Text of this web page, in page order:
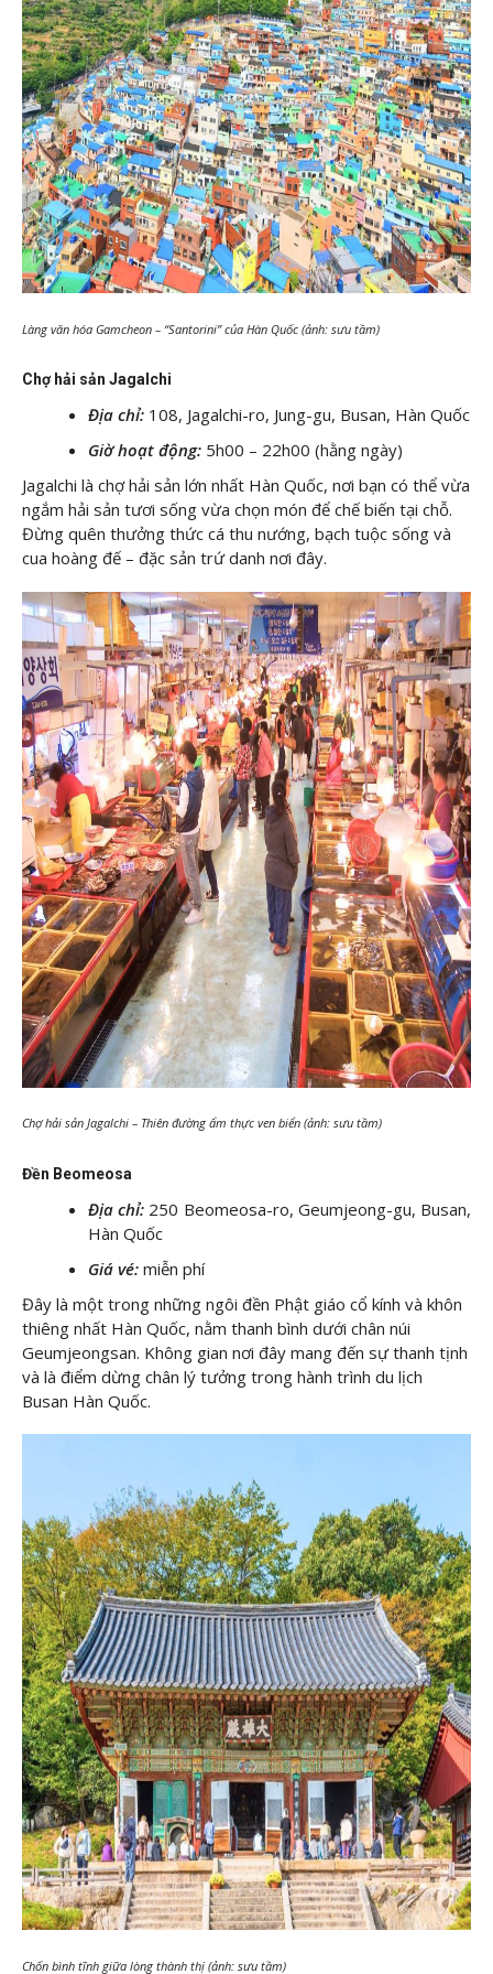
Làng văn hóa Gamcheon – “Santorini” của Hàn Quốc (ảnh: sưu tầm)
Chợ hải sản Jagalchi
Địa chỉ: 108, Jagalchi-ro, Jung-gu, Busan, Hàn Quốc
Giờ hoạt động: 5h00 – 22h00 (hằng ngày)
Jagalchi là chợ hải sản lớn nhất Hàn Quốc, nơi bạn có thể vừa
ngắm hải sản tươi sống vừa chọn món để chế biến tại chỗ.
Đừng quên thưởng thức cá thu nướng, bạch tuộc sống và
cua hoàng đế – đặc sản trứ danh nơi đây.
Chợ hải sản Jagalchi – Thiên đường ẩm thực ven biển (ảnh: sưu tầm)
Đền Beomeosa
Địa chỉ: 250 Beomeosa-ro, Geumjeong-gu, Busan,
Hàn Quốc
Giá vé: miễn phí
Đây là một trong những ngôi đền Phật giáo cổ kính và khôn
thiêng nhất Hàn Quốc, nằm thanh bình dưới chân núi
Geumjeongsan. Không gian nơi đây mang đến sự thanh tịnh
và là điểm dừng chân lý tưởng trong hành trình du lịch
Busan Hàn Quốc.
Chốn bình tĩnh giữa lòng thành thị (ảnh: sưu tầm)